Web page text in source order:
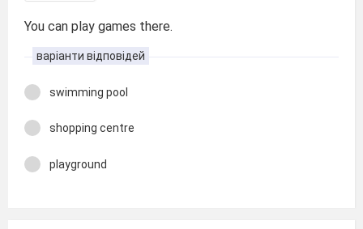
You can play games there.
варіанти відповідей
swimming pool
shopping centre
playground